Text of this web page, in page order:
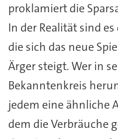
proklamiert die
In der Realität sind
die sich das neue
Ärger steigt. Wer in
Bekanntenkreis
jedem eine ähnliche
dem die Verbräuche